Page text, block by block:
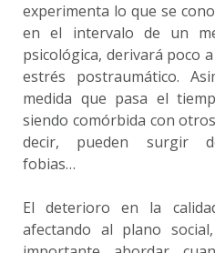
experimenta lo que se
en el intervalo de un
psicológica, derivará poco
estrés postraumático.
medida que pasa el
siendo comórbida con
decir, pueden surgir
fobias…
El deterioro en la
afectando al plano